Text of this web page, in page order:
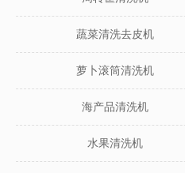
蔬菜清洗去皮机
萝卜滚筒清洗机
海产品清洗机
水果清洗机